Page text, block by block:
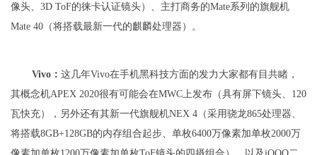
像头、3D ToF的徕卡认证镜头）、主打商务的Mate系列的旗舰机
Mate 40（将搭载最新一代的麒麟处理器）。
Vivo： 这几年Vivo在手机黑科技方面的发力大家都有目共睹，
其概念机APEX 2020很有可能会在MWC上发布（具有屏下镜头、120
瓦快充），另外还有其新一代旗舰机NEX 4（采用骁龙865处理器、
将搭载8GB+128GB的内存组合起步、单枚6400万像素加单枚2000万